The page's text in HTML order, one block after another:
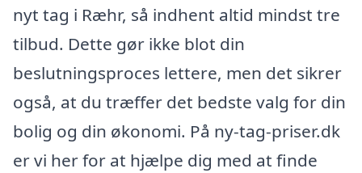
nyt tag i Ræhr, så indhent altid mindst tre
tilbud. Dette gør ikke blot din
beslutningsproces lettere, men det sikrer
også, at du træffer det bedste valg for din
bolig og din økonomi. På ny-tag-priser.dk
er vi her for at hjælpe dig med at finde